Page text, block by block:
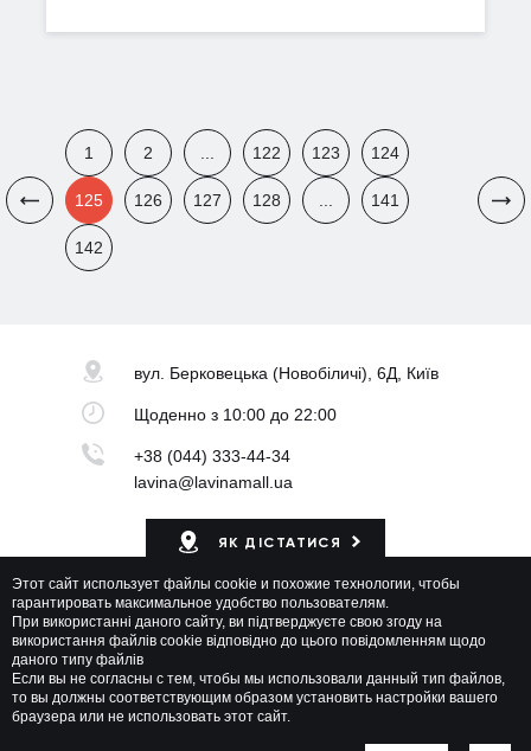
1 2 ... 122 123 124
125 126 127 128 ... 141
142
вул. Берковецька (Новобіличі), 6Д, Київ
Щоденноз 10:00 до 22:00
+38 (044) 333-44-34
lavina@lavinamall.ua
ЯК ДІСТАТИСЯ
Мапа ТРЦ
Lavina Mall © 2026 Всі права захищені
Этот сайт использует файлы cookie и похожие технологии, чтобы
гарантировать максимальное удобство пользователям.
При використанні даного сайту, ви підтверджуєте свою згоду на
використання файлів cookie відповідно до цього повідомленням щодо
даного типу файлів
Если вы не согласны с тем, чтобы мы использовали данный тип файлов,
то вы должны соответствующим образом установить настройки вашего
браузера или не использовать этот сайт.